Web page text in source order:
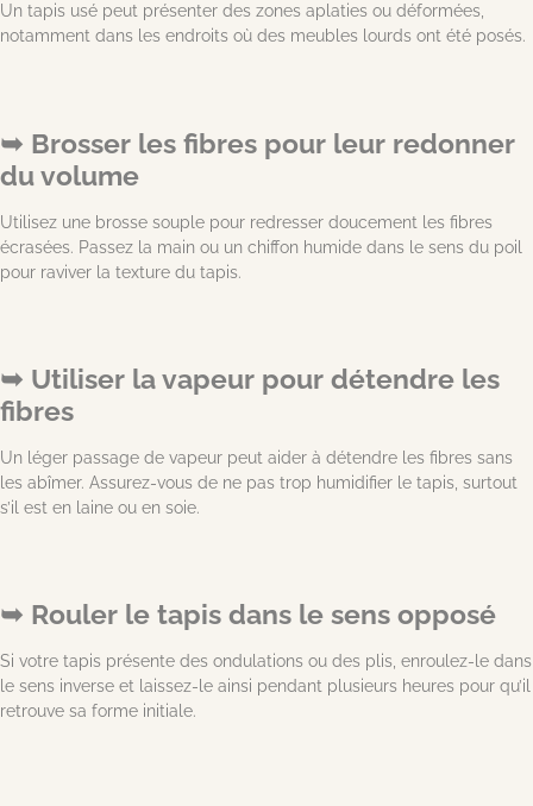
Un tapis usé peut présenter des zones aplaties ou déformées,
notamment dans les endroits où des meubles lourds ont été posés.
Brosser les fibres pour leur redonner
du volume
Utilisez une brosse souple pour redresser doucement les fibres
écrasées. Passez la main ou un chiffon humide dans le sens du poil
pour raviver la texture du tapis.
Utiliser la vapeur pour détendre les
fibres
Un léger passage de vapeur peut aider à détendre les fibres sans
les abîmer. Assurez-vous de ne pas trop humidifier le tapis, surtout
s’il est en laine ou en soie.
Rouler le tapis dans le sens opposé
Si votre tapis présente des ondulations ou des plis, enroulez-le dans
le sens inverse et laissez-le ainsi pendant plusieurs heures pour qu’il
retrouve sa forme initiale.